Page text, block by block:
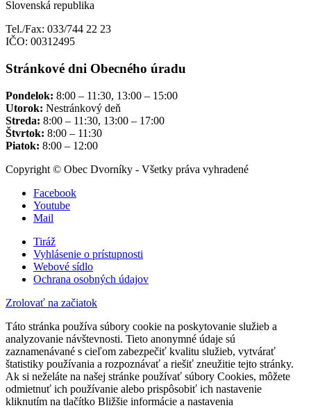
Slovenská republika
Tel./Fax: 033/744 22 23
IČO: 00312495
Stránkové dni Obecného úradu
Pondelok: 8:00 – 11:30, 13:00 – 15:00
Utorok: Nestránkový deň
Streda: 8:00 – 11:30, 13:00 – 17:00
Štvrtok: 8:00 – 11:30
Piatok: 8:00 – 12:00
Copyright © Obec Dvorníky - Všetky práva vyhradené
Facebook
Youtube
Mail
Tiráž
Vyhlásenie o prístupnosti
Webové sídlo
Ochrana osobných údajov
Zrolovať na začiatok
Táto stránka používa súbory cookie na poskytovanie služieb a
analyzovanie návštevnosti. Tieto anonymné údaje sú
zaznamenávané s cieľom zabezpečiť kvalitu služieb, vytvárať
štatistiky používania a rozpoznávať a riešiť zneužitie tejto stránky.
Ak si neželáte na našej stránke používať súbory Cookies, môžete
odmietnuť ich používanie alebo prispôsobiť ich nastavenie
kliknutím na tlačítko Bližšie informácie a nastavenia